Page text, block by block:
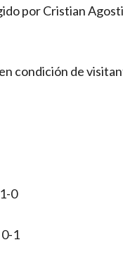
por Cristian
condición de
0
1